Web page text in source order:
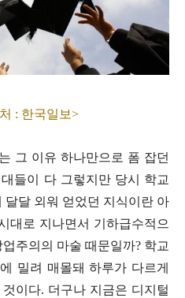
: 한국일보>
그 이유 하나만으로 폼 잡던
들이 다 그렇지만 당시 학교
달달 외워 얻었던 지식이란 아
대로 지나면서 기하급수적으
업주의의 마술 때문일까? 학교
밀려 매몰돼 하루가 다르게
이다. 더구나 지금은 디지털